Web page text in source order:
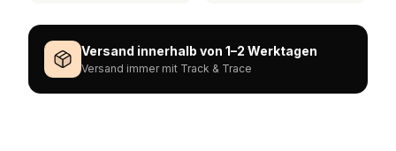
Versand innerhalb von 1–2 Werktagen
Versand immer mit Track & Trace